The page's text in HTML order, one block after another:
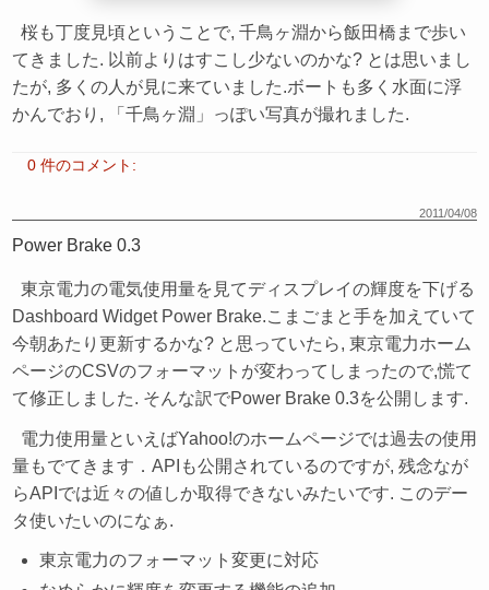
桜も丁度見頃ということで, 千鳥ヶ淵から飯田橋まで歩い
てきました. 以前よりはすこし少ないのかな? とは思いまし
たが, 多くの人が見に来ていました.ボートも多く水面に浮
かんでおり, 「千鳥ヶ淵」っぽい写真が撮れました.
0 件のコメント:
2011/04/08
Power Brake 0.3
東京電力の電気使用量を見てディスプレイの輝度を下げる
Dashboard Widget Power Brake.こまごまと手を加えていて
今朝あたり更新するかな? と思っていたら, 東京電力ホーム
ページのCSVのフォーマットが変わってしまったので,慌て
て修正しました. そんな訳でPower Brake 0.3を公開します.
電力使用量といえばYahoo!のホームページでは過去の使用
量もでてきます．APIも公開されているのですが, 残念なが
らAPIでは近々の値しか取得できないみたいです. このデー
タ使いたいのになぁ.
東京電力のフォーマット変更に対応